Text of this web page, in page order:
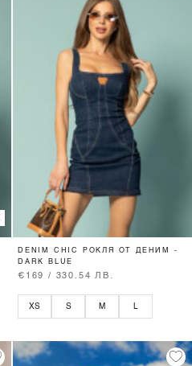
DENIM CHIC РОКЛЯ ОТ ДЕНИМ -
DARK BLUE
€169 / 330.54 ЛВ.
XS S M